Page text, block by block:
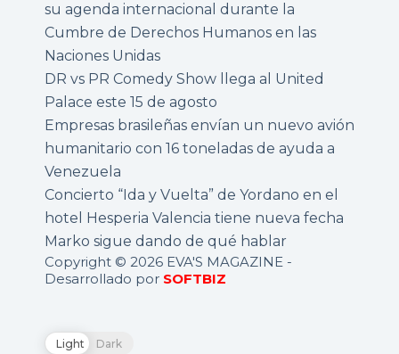
su agenda internacional durante la
Cumbre de Derechos Humanos en las
Naciones Unidas
DR vs PR Comedy Show llega al United
Palace este 15 de agosto
Empresas brasileñas envían un nuevo avión
humanitario con 16 toneladas de ayuda a
Venezuela
Concierto “Ida y Vuelta” de Yordano en el
hotel Hesperia Valencia tiene nueva fecha
Marko sigue dando de qué hablar
Copyright © 2026 EVA'S MAGAZINE -
Desarrollado por SOFTBIZ
Light Dark